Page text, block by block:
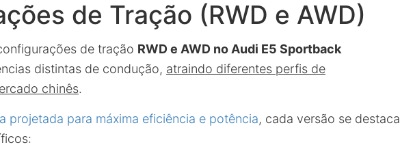
de Tração (RWD e AWD)
de tração RWD e AWD no Audi E5 Sportback
distintas de condução, atraindo diferentes perfis de
chinês.
projetada para máxima eficiência e potência, cada versão se destaca